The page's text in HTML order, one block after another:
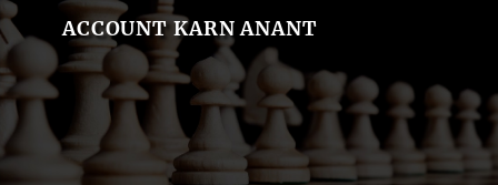
ACCOUNT KARN ANANT